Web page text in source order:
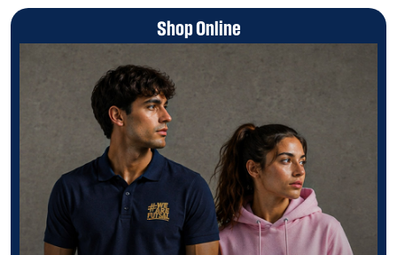
Shop Online